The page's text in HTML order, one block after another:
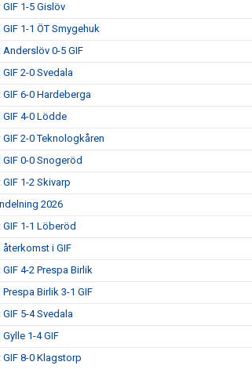
1-5 Gislöv
1-1 ÖT Smygehuk
0-5 GIF
2-0 Svedala
6-0 Hardeberga
4-0 Lödde
2-0 Teknologkåren
0-0 Snogeröd
1-2 Skivarp
2026
1-1 Löberöd
återkomst i GIF
4-2 Prespa Birlik
Birlik 3-1 GIF
5-4 Svedala
1-4 GIF
8-0 Klagstorp